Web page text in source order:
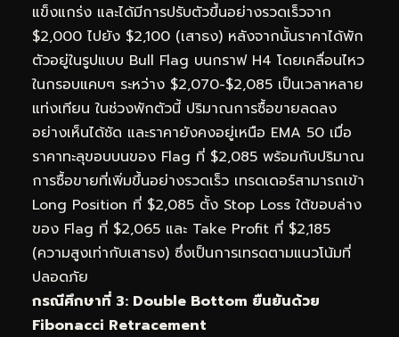
แข็งแกร่ง และได้มีการปรับตัวขึ้นอย่างรวดเร็วจาก
$2,000 ไปยัง $2,100 (เสาธง) หลังจากนั้นราคาได้พัก
ตัวอยู่ในรูปแบบ Bull Flag บนกราฟ H4 โดยเคลื่อนไหว
ในกรอบแคบๆ ระหว่าง $2,070-$2,085 เป็นเวลาหลาย
แท่งเทียน ในช่วงพักตัวนี้ ปริมาณการซื้อขายลดลง
อย่างเห็นได้ชัด และราคายังคงอยู่เหนือ EMA 50 เมื่อ
ราคาทะลุขอบบนของ Flag ที่ $2,085 พร้อมกับปริมาณ
การซื้อขายที่เพิ่มขึ้นอย่างรวดเร็ว เทรดเดอร์สามารถเข้า
Long Position ที่ $2,085 ตั้ง Stop Loss ใต้ขอบล่าง
ของ Flag ที่ $2,065 และ Take Profit ที่ $2,185
(ความสูงเท่ากับเสาธง) ซึ่งเป็นการเทรดตามแนวโน้มที่
ปลอดภัย
กรณีศึกษาที่ 3: Double Bottom ยืนยันด้วย
Fibonacci Retracement